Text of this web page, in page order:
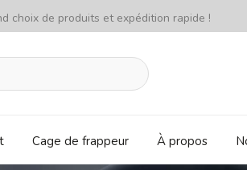
choix de produits et expédition rapide !
Cage de frappeur À propos